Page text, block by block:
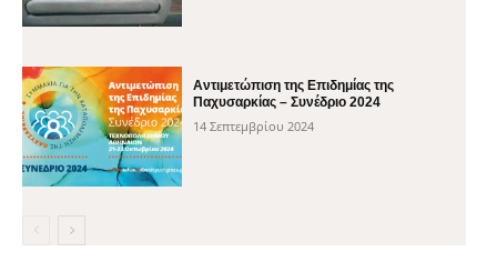
Αντιμετώπιση της Επιδημίας της
Παχυσαρκίας – Συνέδριο 2024
14 Σεπτεμβρίου 2024